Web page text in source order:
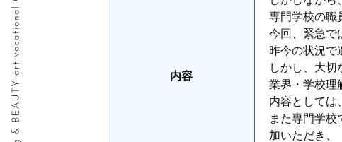
内容
専門学校の職
今回、緊急で
昨今の状況で
しかし、大切
業界・学校理
内容としては
また専門学
加いただき、